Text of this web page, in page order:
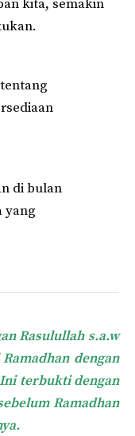
kita, semakin
di bulan
yang
Rasulullah s.a.w
dengan
Ini terbukti dengan
Ramadhan